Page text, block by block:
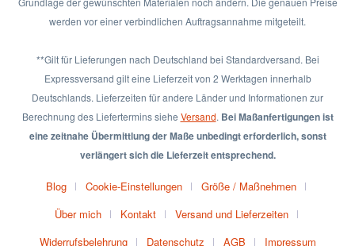
werden vor einer verbindlichen Auftragsannahme mitgeteilt.
**Gilt für Lieferungen nach Deutschland bei Standardversand. Bei
Expressversand gilt eine Lieferzeit von 2 Werktagen innerhalb
Deutschlands. Lieferzeiten für andere Länder und Informationen zur
Berechnung des Liefertermins siehe Versand. Bei Maßanfertigungen ist
eine zeitnahe Übermittlung der Maße unbedingt erforderlich, sonst
verlängert sich die Lieferzeit entsprechend.
Blog Cookie-Einstellungen
Größe / Maßnehmen
Über mich
Kontakt
Versand und Lieferzeiten
Widerrufsbelehrung
Datenschutz AGB Impressum